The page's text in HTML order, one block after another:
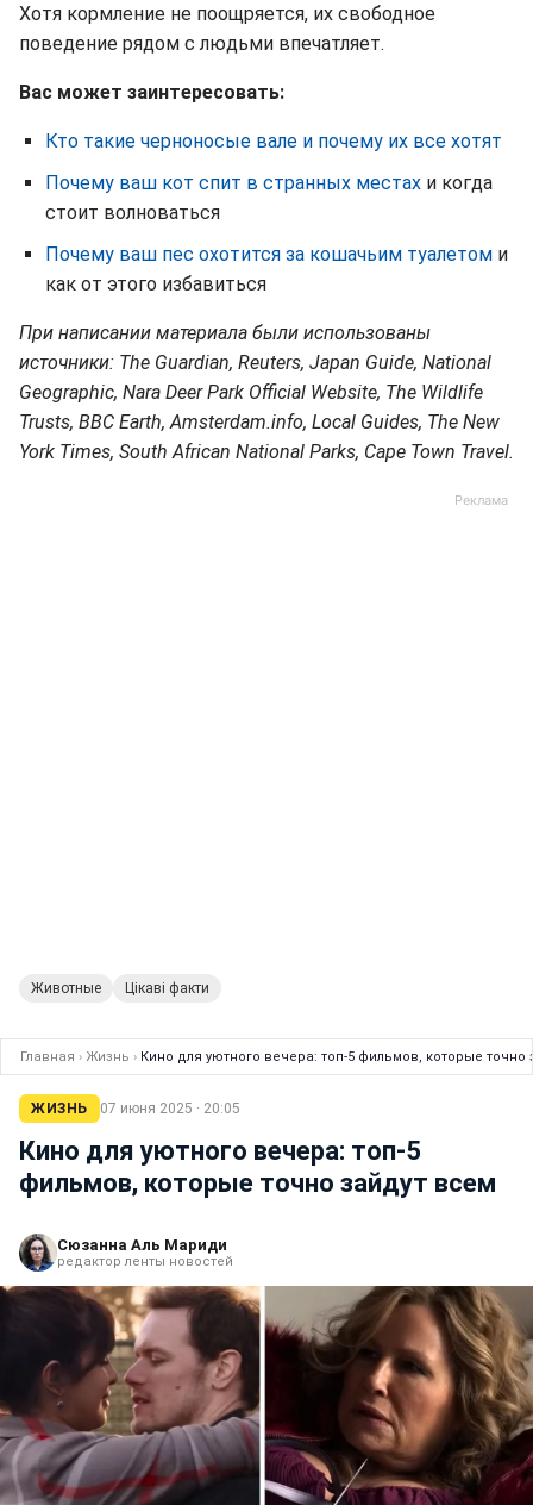
Хотя кормление не поощряется, их свободное
поведение рядом с людьми впечатляет.
Вас может заинтересовать:
Кто такие черноносые вале и почему их все хотят
Почему ваш кот спит в странных местах и когда
стоит волноваться
Почему ваш пес охотится за кошачьим туалетом и
как от этого избавиться
При написании материала были использованы
источники: The Guardian, Reuters, Japan Guide, National
Geographic, Nara Deer Park Official Website, The Wildlife
Trusts, BBC Earth, Amsterdam.info, Local Guides, The New
York Times, South African National Parks, Cape Town Travel.
Животные Цікаві факти
Главная › Жизнь › Кино для уютного вечера: топ-5 фильмов, которые точно
ЖИЗНЬ 07 июня 2025 · 20:05
Кино для уютного вечера: топ-5
фильмов, которые точно зайдут всем
Сюзанна Аль Мариди
редактор ленты новостей